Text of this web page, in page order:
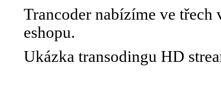
Trancoder nabízíme ve třech
eshopu.
Ukázka transodingu HD